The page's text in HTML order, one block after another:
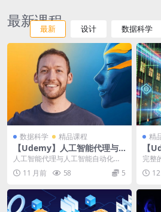
最新课程
最新 设计 数据科学
数据科学 精品课程
【Udemy】人工智能代理与
人工智能自动化——实用代理
人工智能指南
人工智能代理与人工智能自动化
——实用代理人工智能指南 | AI Ag
ents &...
11 月前 58 5
精
【
分
完整
e